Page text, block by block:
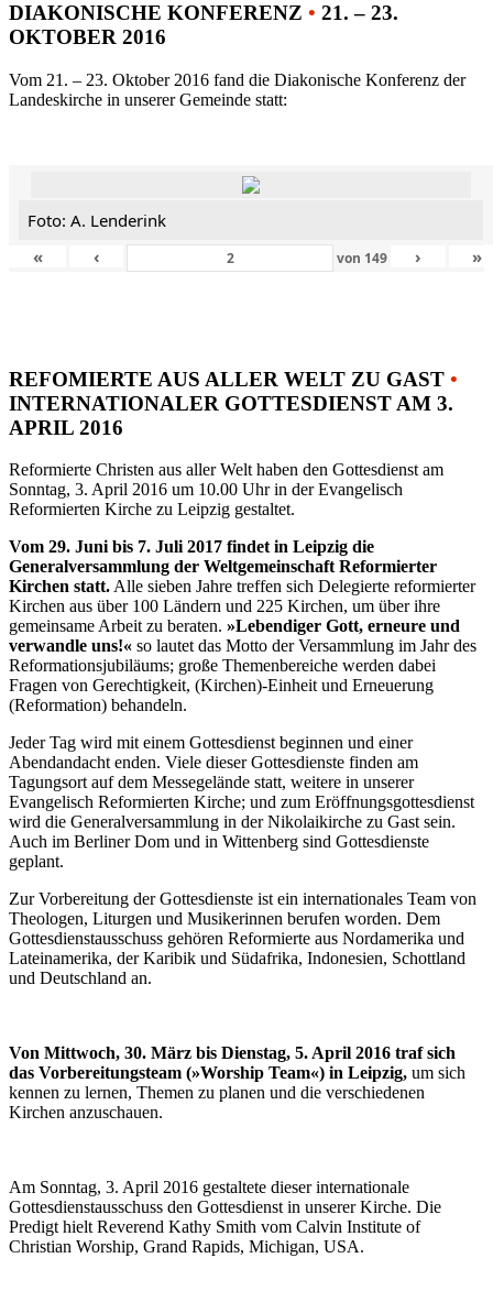
DIAKONISCHE KONFERENZ • 21. – 23.
OKTOBER 2016
Vom 21. – 23. Oktober 2016 fand die Diakonische Konferenz der
Landeskirche in unserer Gemeinde statt:
Foto: A. Lenderink
«
‹ von 149 › »
REFOMIERTE AUS ALLER WELT ZU GAST •
INTERNATIONALER GOTTESDIENST AM 3.
APRIL 2016
Reformierte Christen aus aller Welt haben den Gottesdienst am
Sonntag, 3. April 2016 um 10.00 Uhr in der Evangelisch
Reformierten Kirche zu Leipzig gestaltet.
Vom 29. Juni bis 7. Juli 2017 findet in Leipzig die
Generalversammlung der Weltgemeinschaft Reformierter
Kirchen statt.Alle sieben Jahre treffen sich Delegierte reformierter
Kirchen aus über 100 Ländern und 225 Kirchen, um über ihre
gemeinsame Arbeit zu beraten. »Lebendiger Gott, erneure und
verwandle uns!« so lautet das Motto der Versammlung im Jahr des
Reformationsjubiläums; große Themenbereiche werden dabei
Fragen von Gerechtigkeit, (Kirchen)-Einheit und Erneuerung
(Reformation) behandeln.
Jeder Tag wird mit einem Gottesdienst beginnen und einer
Abendandacht enden. Viele dieser Gottesdienste finden am
Tagungsort auf dem Messegelände statt, weitere in unserer
Evangelisch Reformierten Kirche; und zum Eröffnungsgottesdienst
wird die Generalversammlung in der Nikolaikirche zu Gast sein.
Auch im Berliner Dom und in Wittenberg sind Gottesdienste
geplant.
Zur Vorbereitung der Gottesdienste ist ein internationales Team von
Theologen, Liturgen und Musikerinnen berufen worden. Dem
Gottesdienstausschuss gehören Reformierte aus Nordamerika und
Lateinamerika, der Karibik und Südafrika, Indonesien, Schottland
und Deutschland an.
Von Mittwoch, 30. März bis Dienstag, 5. April 2016 traf sich
das Vorbereitungsteam (»Worship Team«) in Leipzig, um sich
kennen zu lernen, Themen zu planen und die verschiedenen
Kirchen anzuschauen.
Am Sonntag, 3. April 2016 gestaltete dieser internationale
Gottesdienstausschuss den Gottesdienst in unserer Kirche. Die
Predigt hielt Reverend Kathy Smith vom Calvin Institute of
Christian Worship, Grand Rapids, Michigan, USA.